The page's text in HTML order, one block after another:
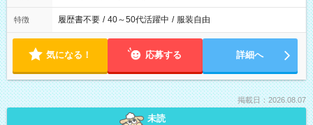
特徴 履歴書不要 / 40～50代活躍中 / 服装自由
気になる！ 応募する 詳細へ
掲載日：2026.08.07
未読